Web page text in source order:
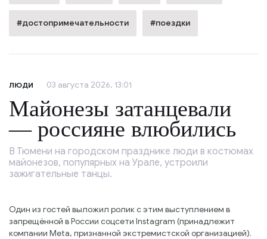
#достопримечательности #поездки
ЛЮДИ 03 августа 2026, 13:01
Майонезы затанцевали
— россияне влюбились
В Тюмени на городском празднике люди в костюмах
майонезов, популярных на Урале, устроили
зажигательные танцы.
Один из гостей выложил ролик с этим выступлением в
запрещённой в России соцсети Instagram (принадлежит
компании Meta, признанной экстремистской организацией).